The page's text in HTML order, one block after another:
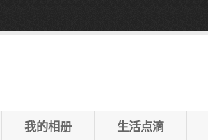
我的相册 生活点滴